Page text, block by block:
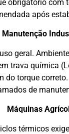
obrigatório com
após
Manutenção
geral.
trava química
do torque
de
Máquinas
térmicos